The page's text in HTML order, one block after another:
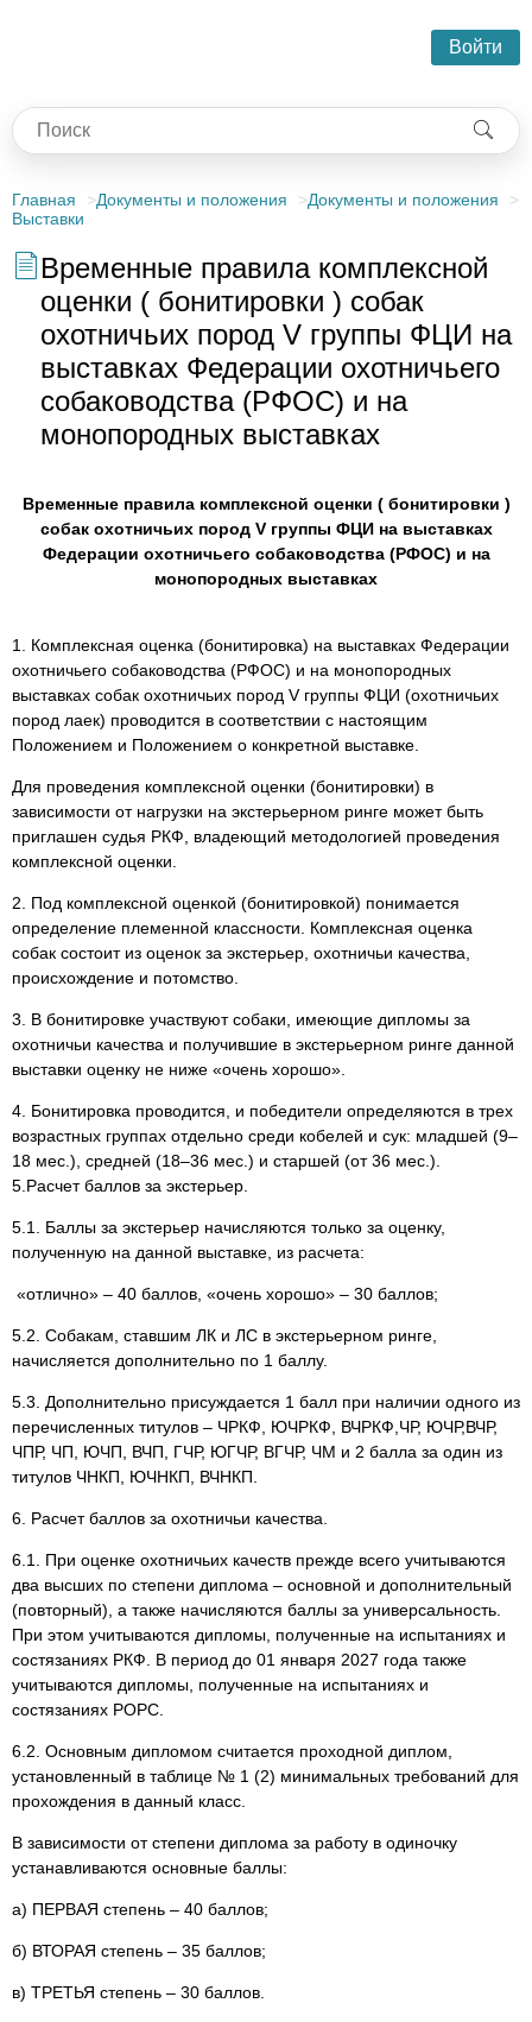
Войти
Главная Документы и положения
Документы и положения
Выставки
Временные правила комплексной
оценки ( бонитировки ) собак
охотничьих пород V группы ФЦИ на
выставках Федерации охотничьего
собаководства (РФОС) и на
монопородных выставках
Временные правила комплексной оценки ( бонитировки )
собак охотничьих пород V группы ФЦИ на выставках
Федерации охотничьего собаководства (РФОС) и на
монопородных выставках
1. Комплексная оценка (бонитировка) на выставках Федерации
охотничьего собаководства (РФОС) и на монопородных
выставках собак охотничьих пород V группы ФЦИ (охотничьих
пород лаек) проводится в соответствии с настоящим
Положением и Положением о конкретной выставке.
Для проведения комплексной оценки (бонитировки) в
зависимости от нагрузки на экстерьерном ринге может быть
приглашен судья РКФ, владеющий методологией проведения
комплексной оценки.
2. Под комплексной оценкой (бонитировкой) понимается
определение племенной классности. Комплексная оценка
собак состоит из оценок за экстерьер, охотничьи качества,
происхождение и потомство.
3. В бонитировке участвуют собаки, имеющие дипломы за
охотничьи качества и получившие в экстерьерном ринге данной
выставки оценку не ниже «очень хорошо».
4. Бонитировка проводится, и победители определяются в трех
возрастных группах отдельно среди кобелей и сук: младшей (9–
18 мес.), средней (18–36 мес.) и старшей (от 36 мес.).
5.Расчет баллов за экстерьер.
5.1. Баллы за экстерьер начисляются только за оценку,
полученную на данной выставке, из расчета:
«отлично» – 40 баллов, «очень хорошо» – 30 баллов;
5.2. Собакам, ставшим ЛК и ЛС в экстерьерном ринге,
начисляется дополнительно по 1 баллу.
5.3. Дополнительно присуждается 1 балл при наличии одного из
перечисленных титулов – ЧРКФ, ЮЧРКФ, ВЧРКФ,ЧР, ЮЧР,ВЧР,
ЧПР, ЧП, ЮЧП, ВЧП, ГЧР, ЮГЧР, ВГЧР, ЧМ и 2 балла за один из
титулов ЧНКП, ЮЧНКП, ВЧНКП.
6. Расчет баллов за охотничьи качества.
6.1. При оценке охотничьих качеств прежде всего учитываются
два высших по степени диплома – основной и дополнительный
(повторный), а также начисляются баллы за универсальность.
При этом учитываются дипломы, полученные на испытаниях и
состязаниях РКФ. В период до 01 января 2027 года также
учитываются дипломы, полученные на испытаниях и
состязаниях РОРС.
6.2. Основным дипломом считается проходной диплом,
установленный в таблице № 1 (2) минимальных требований для
прохождения в данный класс.
В зависимости от степени диплома за работу в одиночку
устанавливаются основные баллы:
а) ПЕРВАЯ степень – 40 баллов;
б) ВТОРАЯ степень – 35 баллов;
в) ТРЕТЬЯ степень – 30 баллов.